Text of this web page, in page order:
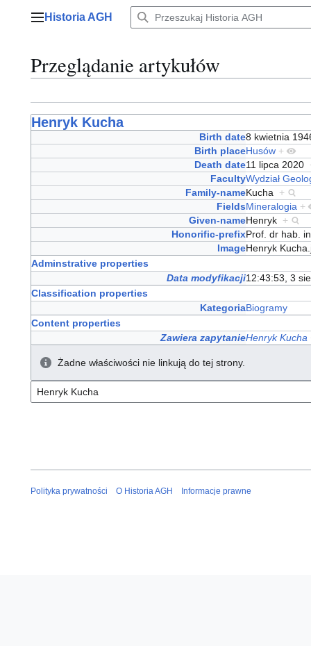
Menu główne
Historia AGH
Przeglądanie artykułów
Henryk Kucha
Birth date8 kwietnia
Birth placeHusów +
Death date11 lipca 2020
FacultyWydział
Family-nameKucha +
FieldsMineralogia +
Given-nameHenryk +
Honorific-prefixProf. dr hab.
ImageHenryk
Adminstrative properties
Data modyfikacji12:43:53, 3
Classification properties
KategoriaBiogramy
Content properties
Zawiera zapytanieHenryk Kucha
Żadne właściwości nie linkują do tej strony.
Polityka prywatności O Historia AGH Informacje prawne